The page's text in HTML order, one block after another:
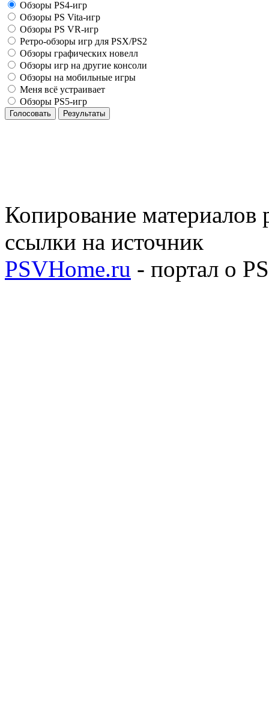
Обзоры PS4-игр
Обзоры PS Vita-игр
Обзоры PS VR-игр
Ретро-обзоры игр для PSX/PS2
Обзоры графических новелл
Обзоры игр на другие консоли
Обзоры на мобильные игры
Меня всё устраивает
Обзоры PS5-игр
Голосовать Результаты
Копирование материалов
ссылки на источник
PSVHome.ru - портал о